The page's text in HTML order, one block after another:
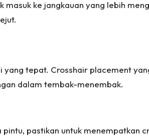
ke jangkauan yang lebih
yang tepat. Crosshair placement
dalam tembak-menembak.
pastikan untuk menempatkan